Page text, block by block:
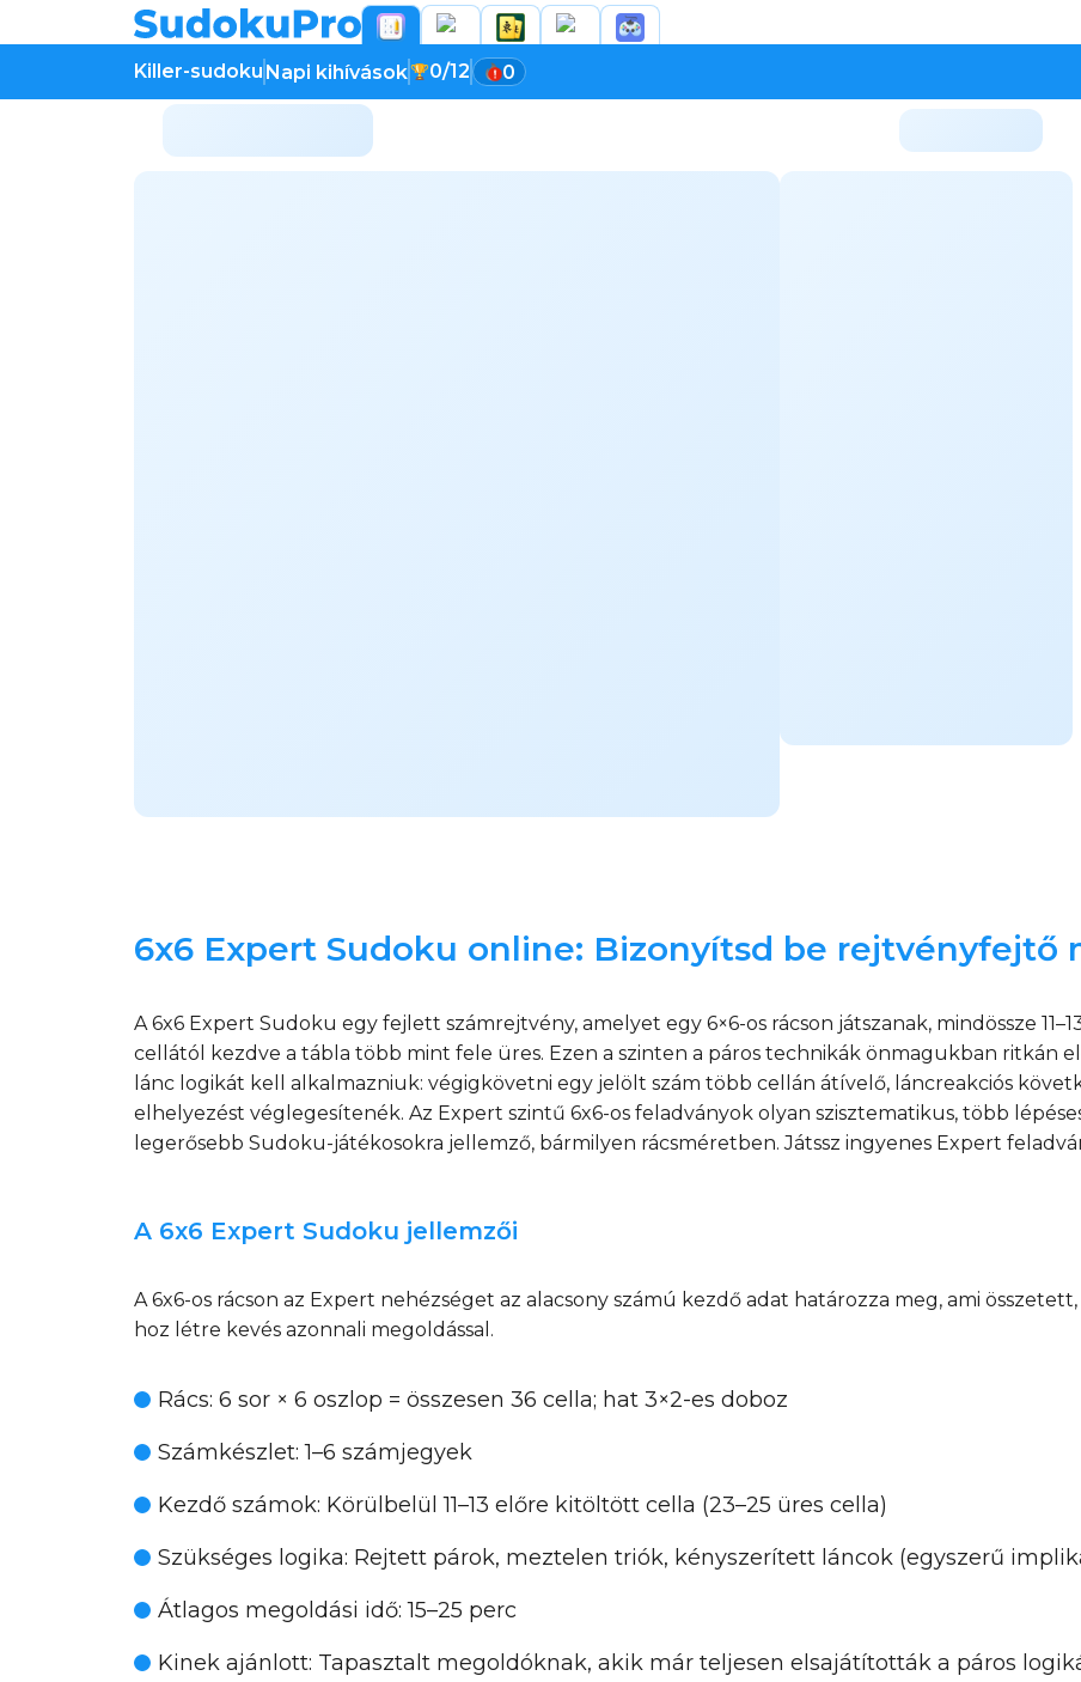
Killer-sudoku Napi kihívások 0/12 0
6x6 Expert Sudoku online: Bizonyítsd be rejtvényfejtő
A 6x6 Expert Sudoku egy fejlett számrejtvény, amelyet egy 6×6-os rácson játszanak, mindössze
cellától kezdve a tábla több mint fele üres. Ezen a szinten a páros technikák önmagukban ritkán
lánc logikát kell alkalmazniuk: végigkövetni egy jelölt szám több cellán átívelő, láncreakciós
elhelyezést véglegesítenék. Az Expert szintű 6x6-os feladványok olyan szisztematikus, több
legerősebb Sudoku-játékosokra jellemző, bármilyen rácsméretben. Játssz ingyenes Expert
A 6x6 Expert Sudoku jellemzői
A 6x6-os rácson az Expert nehézséget az alacsony számú kezdő adat határozza meg, ami
hoz létre kevés azonnali megoldással.
Rács: 6 sor × 6 oszlop = összesen 36 cella; hat 3×2-es doboz
Számkészlet: 1–6 számjegyek
Kezdő számok: Körülbelül 11–13 előre kitöltött cella (23–25 üres cella)
Szükséges logika: Rejtett párok, meztelen triók, kényszerített láncok (egyszerű
Átlagos megoldási idő: 15–25 perc
Kinek ajánlott: Tapasztalt megoldóknak, akik már teljesen elsajátították a páros